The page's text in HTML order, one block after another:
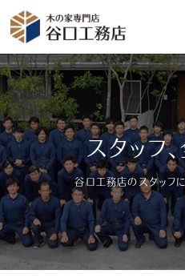
イベント情報
モデルハウス
受付時間：10～18時（定休
スタッフ
谷口工務店のスタッフ